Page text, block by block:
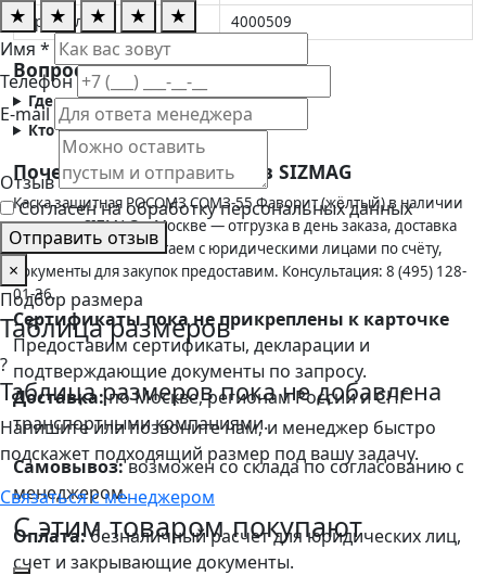
Артикул
4000509
Вопросы и ответы
Где применяется такая каска?
Кто производитель этой каски?
Почему выгодно купить в SIZMAG
Каска защитная РОСОМЗ СОМЗ-55 Фаворит (жёлтый) в наличии
на складе SIZMAG в Москве — отгрузка в день заказа, доставка
по всей России. Работаем с юридическими лицами по счёту,
документы для закупок предоставим. Консультация: 8 (495) 128-
01-36.
Сертификаты пока не прикреплены к карточке
Предоставим сертификаты, декларации и
подтверждающие документы по запросу.
Доставка:по Москве, регионам России и СНГ
транспортными компаниями.
Самовывоз:возможен со склада по согласованию с
менеджером.
Оплата:безналичный расчет для юридических лиц,
счет и закрывающие документы.
★
★ ★ ★
★
Имя *
Телефон
E-mail
Отзыв
Согласен на обработку персональных данных
Отправить отзыв
×
Подбор размера
Таблица размеров
?
Таблица размеров пока не добавлена
Напишите или позвоните нам, и менеджер быстро
подскажет подходящий размер под вашу задачу.
Связаться с менеджером
С этим товаром покупают